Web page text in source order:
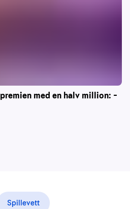
med en halv million: –
Spillevett